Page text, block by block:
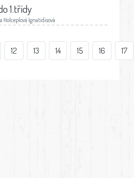
1.třídy
Holceplová Ignatidisová
12 13 14 15 16 17